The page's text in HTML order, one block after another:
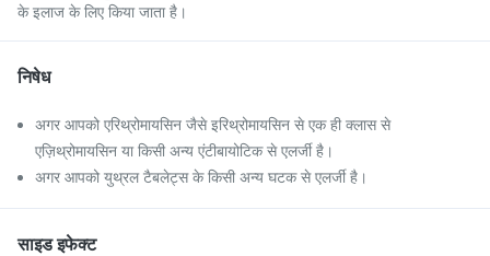
के इलाज के लिए किया जाता है।
निषेध
अगर आपको एरिथ्रोमायसिन जैसे इरिथ्रोमायसिन से एक ही क्लास से
एज़िथ्रोमायसिन या किसी अन्य एंटीबायोटिक से एलर्जी है।
अगर आपको युथ्रल टैबलेट्स के किसी अन्य घटक से एलर्जी है।
साइड इफेक्ट